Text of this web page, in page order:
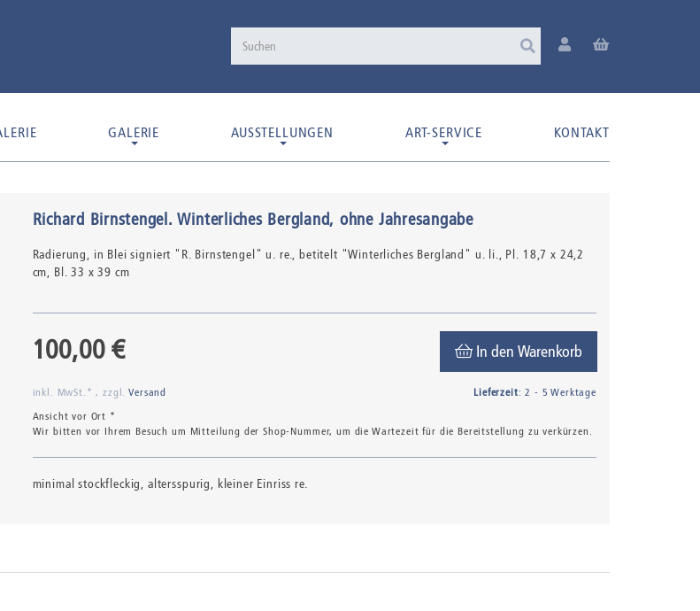
GALERIE AUSSTELLUNGEN ART-SERVICE KONTAKT
Richard Birnstengel.Winterliches Bergland, ohne Jahresangabe
Radierung, in Blei signiert "R. Birnstengel" u. re., betitelt "Winterliches Bergland" u. li., Pl. 18,7 x 24,2
cm, Bl. 33 x 39 cm
100,00 €
inkl. MwSt.* , zzgl.Versand
In den Warenkorb
Lieferzeit: 2 - 5 Werktage
Ansicht vor Ort *
Wir bitten vor Ihrem Besuch um Mitteilung der Shop-Nummer, um die Wartezeit für die Bereitstellung zu verkürzen.
minimal stockfleckig, altersspurig, kleiner Einriss re.